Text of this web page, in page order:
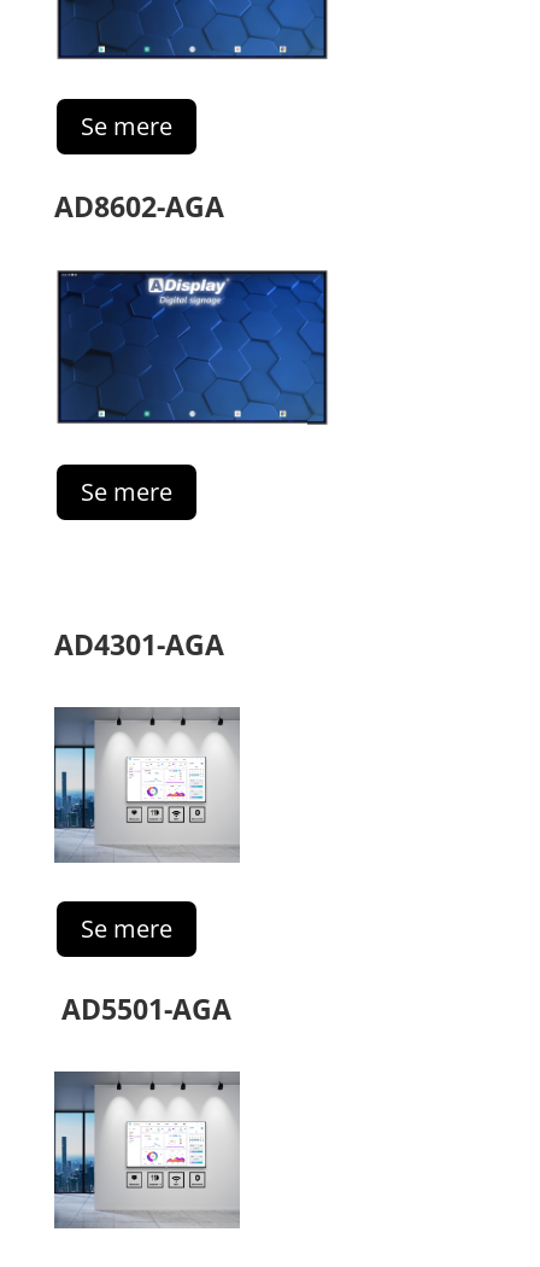
Se mere
AD8602-AGA
Se mere
AD4301-AGA
Se mere
AD5501-AGA